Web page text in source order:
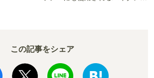
この記事をシェア